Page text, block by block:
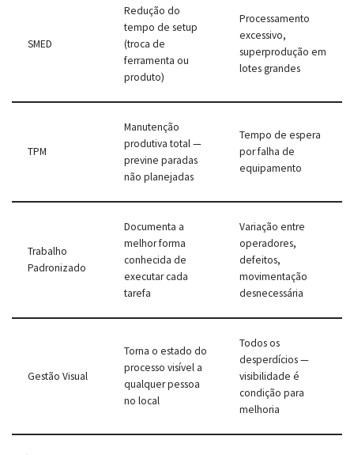
SMED
Redução do
tempo de setup
(troca de
ferramenta ou
produto)
Processamento
excessivo,
superprodução em
lotes grandes
TPM
Manutenção
produtiva total —
previne paradas
não planejadas
Tempo de espera
por falha de
equipamento
Trabalho
Padronizado
Documenta a
melhor forma
conhecida de
executar cada
tarefa
Variação entre
operadores,
defeitos,
movimentação
desnecessária
Gestão Visual
Torna o estado do
processo visível a
qualquer pessoa
no local
Todos os
desperdícios —
visibilidade é
condição para
melhoria